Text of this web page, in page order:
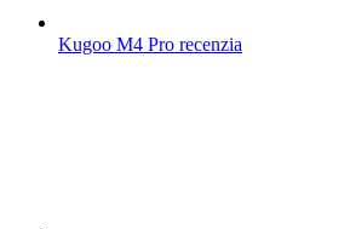
Kugoo M4 Pro recenzia